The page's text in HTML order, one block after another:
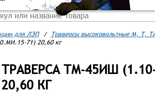
для ЛЭП /
Траверсы высоковольтные М,
71) 20,60 кг
ТРАВЕРСА ТМ-45ИШ
20,60 КГ